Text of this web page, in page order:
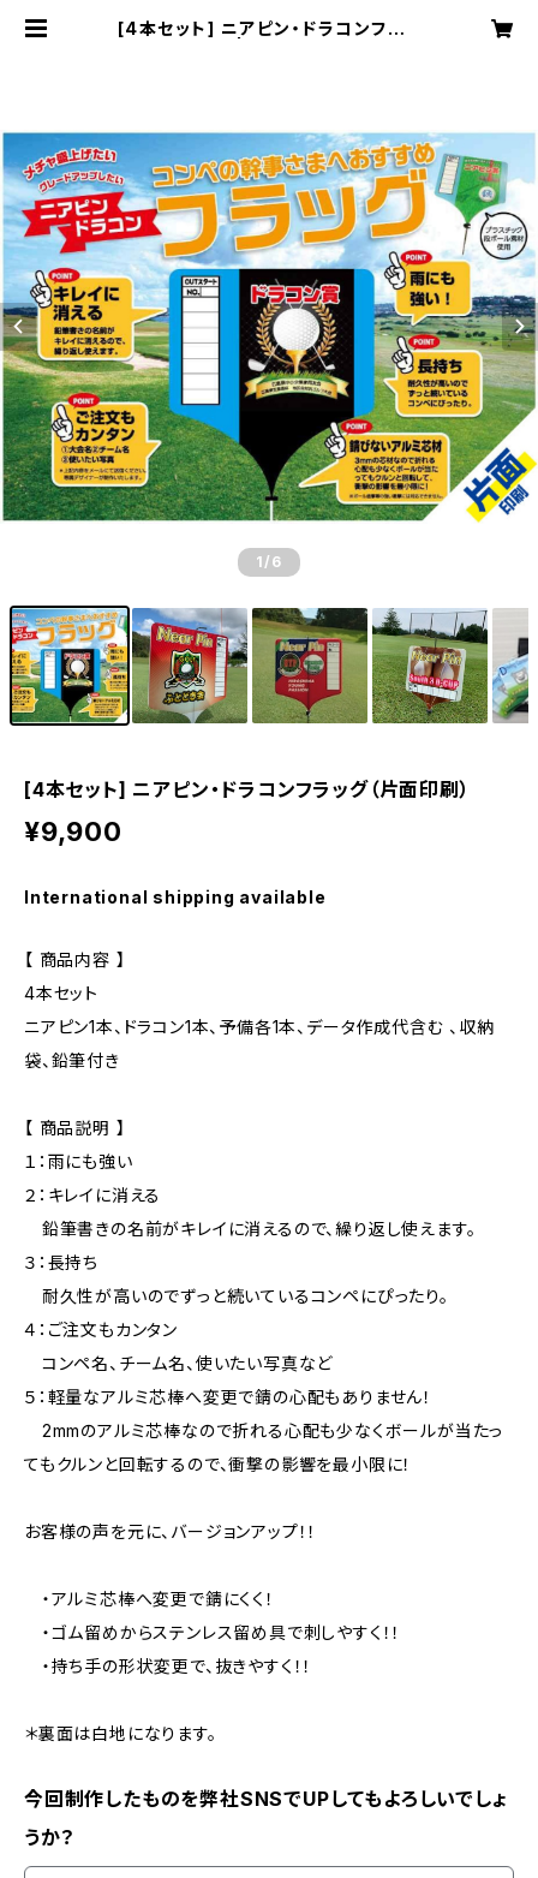
[4本セット] ニアピン・ドラコンフラッ
1 /6
[4本セット] ニアピン・ドラコンフラッグ（片面印刷）
¥9,900
International shipping available
【 商品内容 】
4本セット
ニアピン1本、ドラコン1本、予備各1本、データ作成代含む 、収納
袋、鉛筆付き
【 商品説明 】
１：雨にも強い
２：キレイに消える
鉛筆書きの名前がキレイに消えるので、繰り返し使えます。
３：長持ち
耐久性が高いのでずっと続いているコンペにぴったり。
４：ご注文もカンタン
コンペ名、チーム名、使いたい写真など
５：軽量なアルミ芯棒へ変更で錆の心配もありません！
2mmのアルミ芯棒なので折れる心配も少なくボールが当たっ
てもクルンと回転するので、衝撃の影響を最小限に！
お客様の声を元に、バージョンアップ！！
・アルミ芯棒へ変更で錆にくく！
・ゴム留めからステンレス留め具で刺しやすく！！
・持ち手の形状変更で、抜きやすく！！
＊裏面は白地になります。
今回制作したものを弊社SNSでUPしてもよろしいでしょ
うか？